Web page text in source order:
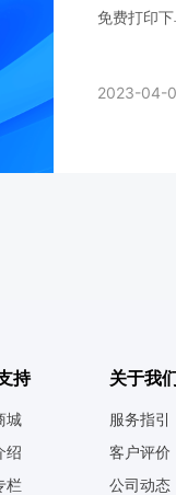
免费打印
2023-04-
持
城
绍
栏
关于我
服务指引
客户评价
公司动态